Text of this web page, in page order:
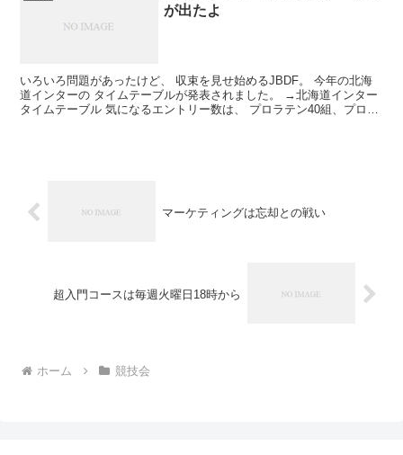
が出たよ
いろいろ問題があったけど、 収束を見せ始めるJBDF。 今年の北海
道インターの タイムテーブルが発表されました。 →北海道インター
タイムテーブル 気になるエントリー数は、 プロラテン40組、プロス
マーケティングは忘却との戦い
超入門コースは毎週火曜日18時から
ホーム 競技会